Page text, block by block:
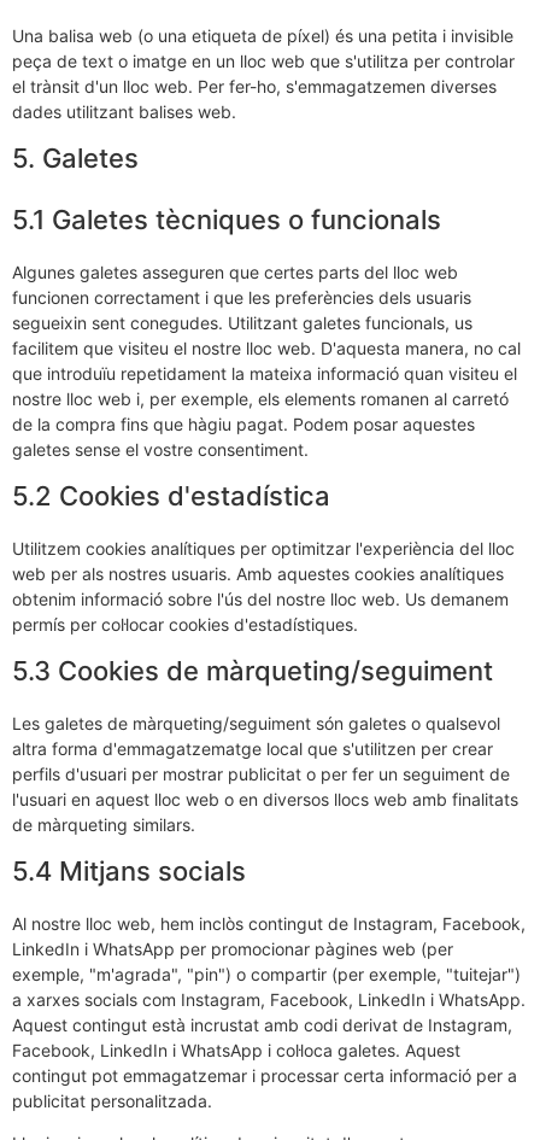
Una balisa web (o una etiqueta de píxel) és una petita i invisible
peça de text o imatge en un lloc web que s'utilitza per controlar
el trànsit d'un lloc web. Per fer-ho, s'emmagatzemen diverses
dades utilitzant balises web.
5. Galetes
5.1 Galetes tècniques o funcionals
Algunes galetes asseguren que certes parts del lloc web
funcionen correctament i que les preferències dels usuaris
segueixin sent conegudes. Utilitzant galetes funcionals, us
facilitem que visiteu el nostre lloc web. D'aquesta manera, no cal
que introduïu repetidament la mateixa informació quan visiteu el
nostre lloc web i, per exemple, els elements romanen al carretó
de la compra fins que hàgiu pagat. Podem posar aquestes
galetes sense el vostre consentiment.
5.2 Cookies d'estadística
Utilitzem cookies analítiques per optimitzar l'experiència del lloc
web per als nostres usuaris. Amb aquestes cookies analítiques
obtenim informació sobre l'ús del nostre lloc web. Us demanem
permís per col·locar cookies d'estadístiques.
5.3 Cookies de màrqueting/seguiment
Les galetes de màrqueting/seguiment són galetes o qualsevol
altra forma d'emmagatzematge local que s'utilitzen per crear
perfils d'usuari per mostrar publicitat o per fer un seguiment de
l'usuari en aquest lloc web o en diversos llocs web amb finalitats
de màrqueting similars.
5.4 Mitjans socials
Al nostre lloc web, hem inclòs contingut de Instagram, Facebook,
LinkedIn i WhatsApp per promocionar pàgines web (per
exemple, "m'agrada", "pin") o compartir (per exemple, "tuitejar")
a xarxes socials com Instagram, Facebook, LinkedIn i WhatsApp.
Aquest contingut està incrustat amb codi derivat de Instagram,
Facebook, LinkedIn i WhatsApp i col·loca galetes. Aquest
contingut pot emmagatzemar i processar certa informació per a
publicitat personalitzada.